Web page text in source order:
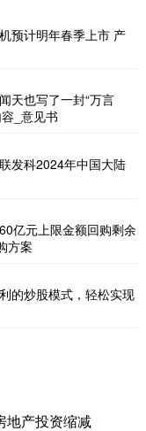
预计明年春季上市 产
天也写了一封“万言
_意见书
发科2024年中国大陆
亿元上限金额回购剩余
方案
的炒股模式，轻松实现
地产投资缩减